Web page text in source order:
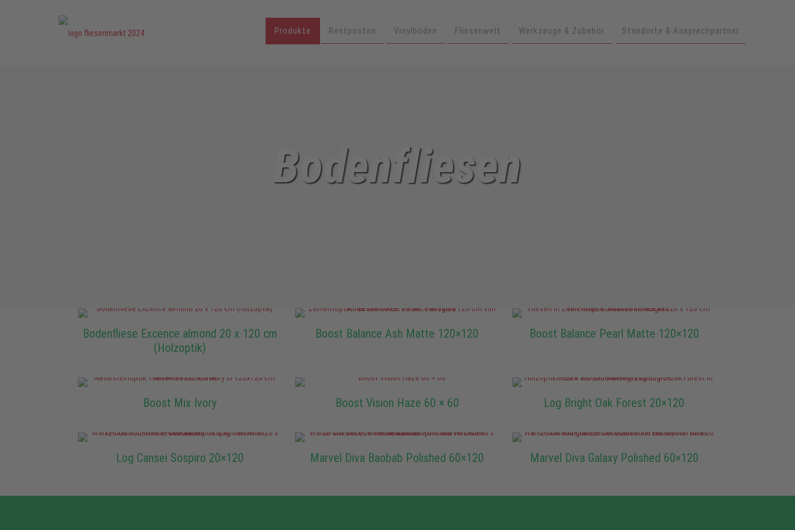
Produkte Restposten Vinylböden Fliesenwelt Werkzeuge & Zubehör Standorte & Ansprechpartner
Bodenfliesen
Bodenfliese Excence almond 20 x 120 cm
(Holzoptik)
Boost Balance Ash Matte 120×120 Boost Balance Pearl Matte 120×120
Boost Mix Ivory Boost Vision Haze 60 × 60 Log Bright Oak Forest 20×120
Log Cansei Sospiro 20×120 Marvel Diva Baobab Polished 60×120 Marvel Diva Galaxy Polished 60×120